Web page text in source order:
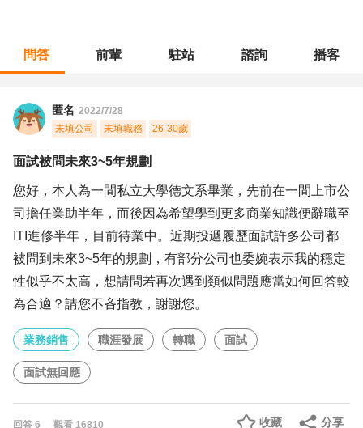
問答 前輩 駐站 諮詢 播客
匿名 2022/7/28
未填公司
未填職務 26-30歲
面試被問未來3~5年規劃
您好，本人為一間私立大學德文系畢業，先前在一間上市公
司擔任業助半年，而後因為希望學到更多商業知識便辭職至
ITI進修半年，目前待業中。近期投遞履歷面試許多公司都
被問到未來3~5年的規劃，有部分公司也委婉表示我的穩定
性似乎不太高，想請問若再次遇到類似問題應當如何回答較
為合適？請您不吝指教，謝謝您。
業務銷售 職涯發展 轉職 面試
面試無回應
回答 6 觀看 16810 分享
收藏